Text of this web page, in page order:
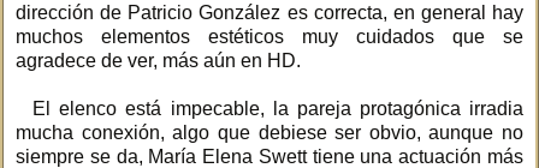
dirección de Patricio González es correcta, en general hay
muchos elementos estéticos muy cuidados que se
agradece de ver, más aún en HD.
El elenco está impecable, la pareja protagónica irradia
mucha conexión, algo que debiese ser obvio, aunque no
siempre se da, María Elena Swett tiene una actuación más